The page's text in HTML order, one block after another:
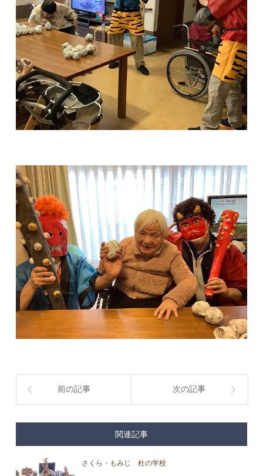
前の記事 次の記事
関連記事
さくら・もみじ 杜の学校